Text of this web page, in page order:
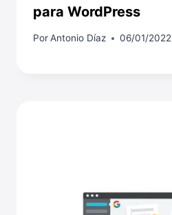
para WordPress
PorAntonio Díaz 06/01/2022